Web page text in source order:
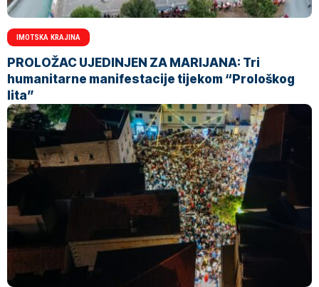
IMOTSKA KRAJINA
PROLOŽAC UJEDINJEN ZA MARIJANA: Tri
humanitarne manifestacije tijekom “Prološkog
lita”